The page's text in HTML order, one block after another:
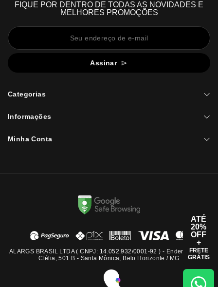
FIQUE POR DENTRO DE TODAS AS NOVIDADES E
MELHORES PROMOÇÕES
Assinar
Categorias
Informações
Minha Conta
ALARGS BRASIL LTDA ( CNPJ: 14.052.932/0001-92 ) - Endereço: Rua
Clélia, 501 B - Santa Mônica, Belo Horizonte / MG
ATÉ
20%
OFF
+
FRETE
GRÁTIS